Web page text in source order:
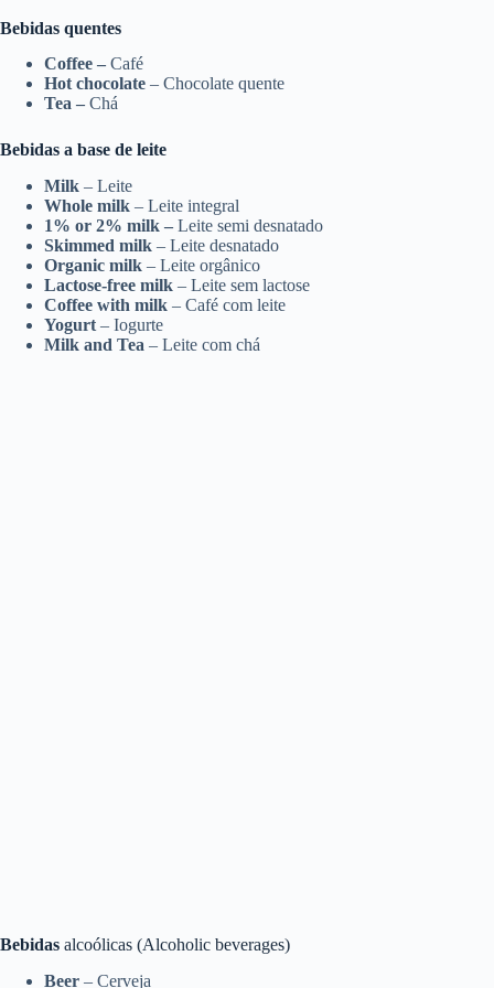
Bebidas quentes
Coffee – Café
Hot chocolate – Chocolate quente
Tea – Chá
Bebidas a base de leite
Milk – Leite
Whole milk – Leite integral
1% or 2% milk – Leite semi desnatado
Skimmed milk – Leite desnatado
Organic milk – Leite orgânico
Lactose-free milk – Leite sem lactose
Coffee with milk – Café com leite
Yogurt – Iogurte
Milk and Tea – Leite com chá
Bebidas alcoólicas (Alcoholic beverages)
Beer – Cerveja